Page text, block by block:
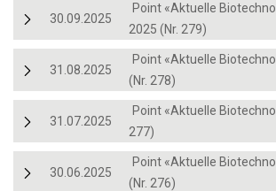
30.09.2025
Point «Aktuelle
2025 (Nr. 279)
31.08.2025
Point «Aktuelle
(Nr. 278)
31.07.2025
Point «Aktuelle
277)
30.06.2025
Point «Aktuelle
(Nr. 276)